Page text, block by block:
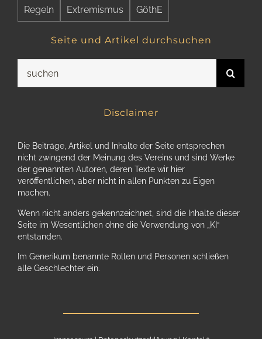
Regeln Extremismus GöthE
Seite und Artikel durchsuchen
nach:
Disclaimer
Die Beiträge, Artikel und Inhalte der Seite entsprechen
nicht zwingend der Meinung des Vereins und sind Werke
der genannten Autoren, deren Texte wir hier
veröffentlichen, aber nicht in allen Punkten zu Eigen
machen.
Wenn nicht anders gekennzeichnet, sind die Inhalte dieser
Seite im Wesentlichen ohne die Verwendung von „KI“
entstanden.
Im Generikum benannte Rollen und Personen schließen
alle Geschlechter ein.